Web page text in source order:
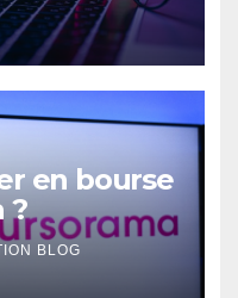
en bourse
?
BLOG